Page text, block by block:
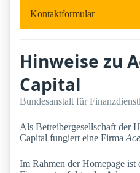
Kontaktformular
Hinweise zu
Capital
Bundesanstalt für
Als Betreibergesellschaft der
Capital fungiert eine Firma
Im Rahmen der Homepage ist